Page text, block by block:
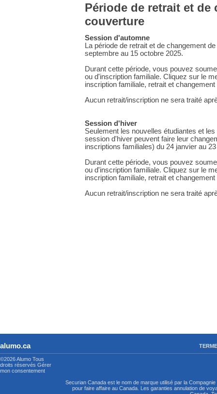
Période de retrait et de
couverture
Session d'automne
La période de retrait et de changement
septembre au 15 octobre 2025.
Durant cette période, vous pouvez
ou d'inscription familiale. Cliquez sur le
inscription familiale, retrait et
Aucun retrait/inscription ne sera traité
Session d'hiver
Seulement les nouvelles étudiantes et
session d'hiver peuvent faire leur
inscriptions familiales) du 24 janvier au
Durant cette période, vous pouvez
ou d'inscription familiale. Cliquez sur le
inscription familiale, retrait et
Aucun retrait/inscription ne sera traité
alumo.ca
©2026 Alumo Tous
droits réservés Gérer
mon consentement
Securian Canada est le nom de marque utilisé par la
pour faire affaire au Canada. Les garanties annulation de